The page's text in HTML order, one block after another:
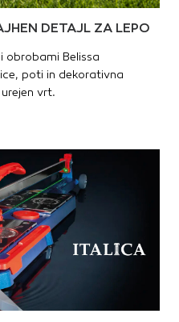
DETAJL ZA LEPO
obrobami Belissa
poti in dekorativna
vrt.